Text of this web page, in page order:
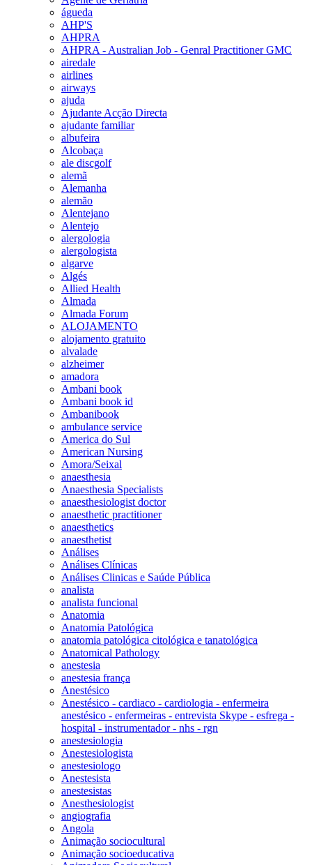
águeda
AHP'S
AHPRA
AHPRA - Australian Job - Genral Practitioner GMC
airedale
airlines
airways
ajuda
Ajudante Acção Directa
ajudante familiar
albufeira
Alcobaça
ale discgolf
alemã
Alemanha
alemão
Alentejano
Alentejo
alergologia
alergologista
algarve
Algés
Allied Health
Almada
Almada Forum
ALOJAMENTO
alojamento gratuito
alvalade
alzheimer
amadora
Ambani book
Ambani book id
Ambanibook
ambulance service
America do Sul
American Nursing
Amora/Seixal
anaesthesia
Anaesthesia Specialists
anaesthesiologist doctor
anaesthetic practitioner
anaesthetics
anaesthetist
Análises
Análises Clínicas
Análises Clinicas e Saúde Pública
analista
analista funcional
Anatomia
Anatomia Patológica
anatomia patológica citológica e tanatológica
Anatomical Pathology
anestesia
anestesia frança
Anestésico
Anestésico - cardiaco - cardiologia - enfermeira
anestésico - enfermeiras - entrevista Skype - esfrega -
hospital - instrumentador - nhs - rgn
anestesiologia
Anestesiologista
anestesiologo
Anestesista
anestesistas
Anesthesiologist
angiografia
Angola
Animação sociocultural
Animação socioeducativa